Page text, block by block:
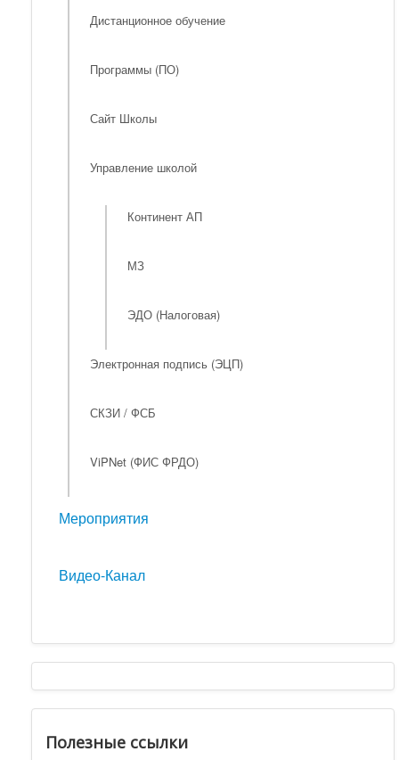
Дистанционное обучение
Программы (ПО)
Сайт Школы
Управление школой
Континент АП
МЗ
ЭДО (Налоговая)
Электронная подпись (ЭЦП)
СКЗИ / ФСБ
ViPNet (ФИС ФРДО)
Мероприятия
Видео-Канал
Полезные ссылки